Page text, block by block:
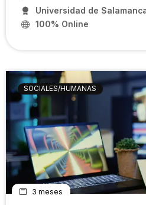
Universidad de
100% Online
SOCIALES/HUMANAS
3 meses